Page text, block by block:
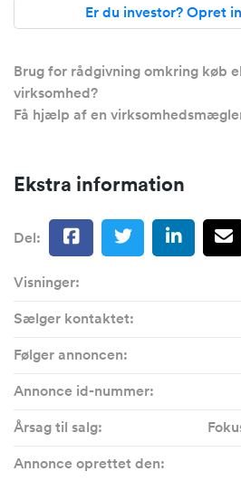
Er du investor? Opret
Brug for rådgivning omkring køb
virksomhed?
Få hjælp af en
Ekstra information
Del:
Visninger:
Sælger kontaktet:
Følger annoncen:
Annonce id-nummer:
Årsag til salg:
Annonce oprettet den: